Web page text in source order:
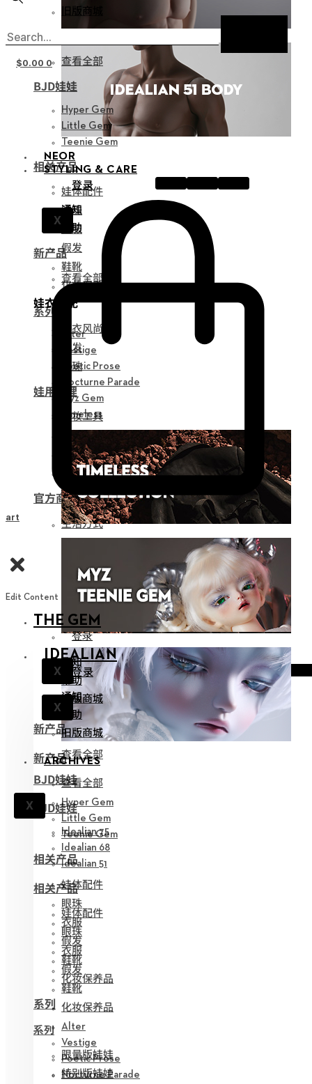
NEOR
STYLING & CARE
登录
X
通知
帮助
新产品
查看全部
娃衣搭配
娃衣风尚
假发
眼珠
娃用护理
化妆工具
组装工具
修正工具
娃用收纳
官方商品
生活方式
ARCHIVES
X
旧版商城
新产品
查看全部
BJD娃娃
Hyper Gem
Little Gem
Teenie Gem
相关产品
娃体配件
眼珠
衣服
假发
鞋靴
化妆保养品
系列
Alter
Vestige
Poetic Prose
Nocturne Parade
Myz Gem
Timeless
IDEALIAN
登录
X
通知
帮助
旧版商城
新产品
查看全部
BJD娃娃
Idealian 75
Idealian 68
Idealian 51
相关产品
娃体配件
眼珠
衣服
假发
鞋靴
化妆保养品
系列
限量版娃娃
特别版娃娃
$0.00 0
Edit Content
THE GEM
登录
X
通知
帮助
旧版商城
新产品
查看全部
BJD娃娃
Hyper Gem
Little Gem
Teenie Gem
相关产品
娃体配件
眼珠
衣服
假发
鞋靴
化妆保养品
系列
Alter
Vestige
Poetic Prose
Nocturne Parade